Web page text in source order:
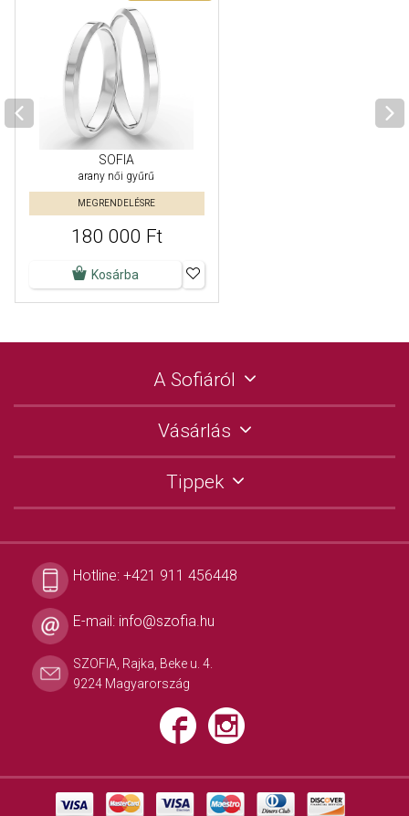
SOFIA
arany női gyűrű
MEGRENDELÉSRE
180 000 Ft
Kosárba
A Sofiáról
Vásárlás
Tippek
Hotline: +421 911 456448
E-mail: info@szofia.hu
SZOFIA, Rajka, Beke u. 4.
9224 Magyarország